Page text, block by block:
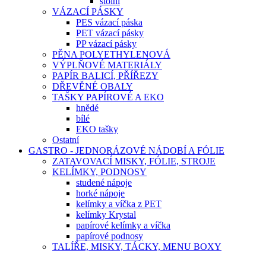
VÁZACÍ PÁSKY
PES vázací páska
PET vázací pásky
PP vázací pásky
PĚNA POLYETHYLENOVÁ
VÝPLŇOVÉ MATERIÁLY
PAPÍR BALICÍ, PŘÍŘEZY
DŘEVĚNÉ OBALY
TAŠKY PAPÍROVÉ A EKO
hnědé
bílé
EKO tašky
Ostatní
GASTRO - JEDNORÁZOVÉ NÁDOBÍ A FÓLIE
ZATAVOVACÍ MISKY, FÓLIE, STROJE
KELÍMKY, PODNOSY
studené nápoje
horké nápoje
kelímky a víčka z PET
kelímky Krystal
papírové kelímky a víčka
papírové podnosy
TALÍŘE, MISKY, TÁCKY, MENU BOXY